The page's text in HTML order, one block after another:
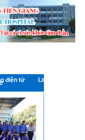
điện tử Liên hệ